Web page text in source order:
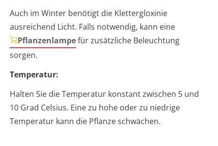
Auch im Winter benötigt die Klettergloxinie
ausreichend Licht. Falls notwendig, kann eine
Pflanzenlampefür zusätzliche Beleuchtung
sorgen.
Temperatur:
Halten Sie die Temperatur konstant zwischen 5 und
10 Grad Celsius. Eine zu hohe oder zu niedrige
Temperatur kann die Pflanze schwächen.